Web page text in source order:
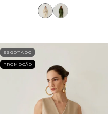
ESGOTADO
PROMOÇÃO